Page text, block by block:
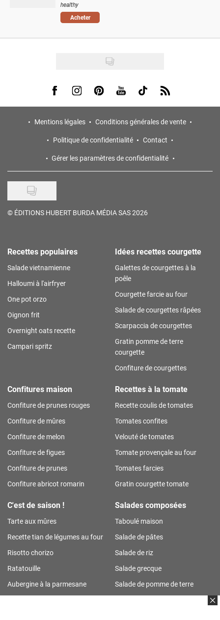
healthy
Acheter
Visit us on Facebook
Visit us on Instagram
Visit us on Pinterest
Visit us on Youtube
Visit us on Tiktok
Visit us on Rss
Mentions légales
Conditions générales de vente
Politique de confidentialité
Contact
Gérer les paramètres de confidentialité
© ÉDITIONS HUBERT BURDA MÉDIA SAS 2026
Recettes populaires
Salade vietnamienne
Halloumi à l'airfryer
One pot orzo
Oignon frit
Overnight oats recette
Campari spritz
Idées recettes courgette
Galettes de courgettes à la
poêle
Courgette farcie au four
Salade de courgettes râpées
Scarpaccia de courgettes
Gratin pomme de terre
courgette
Confiture de courgettes
Confitures maison
Confiture de prunes rouges
Confiture de mûres
Confiture de melon
Confiture de figues
Confiture de prunes
Confiture abricot romarin
Recettes à la tomate
Recette coulis de tomates
Tomates confites
Velouté de tomates
Tomate provençale au four
Tomates farcies
Gratin courgette tomate
C'est de saison !
Tarte aux mûres
Recette tian de légumes au four
Risotto chorizo
Ratatouille
Aubergine à la parmesane
Salades composées
Taboulé maison
Salade de pâtes
Salade de riz
Salade grecque
Salade de pomme de terre